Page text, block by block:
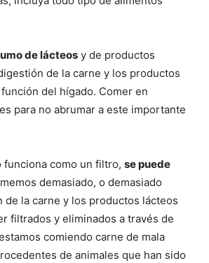
de lácteos y de productos
de la carne y los productos
del hígado. Comer en
para no abrumar a este importante
funciona como un filtro, se puede
demasiado, o demasiado
de la carne y los productos lácteos
filtrados y eliminados a través de
comiendo carne de mala
de animales que han sido